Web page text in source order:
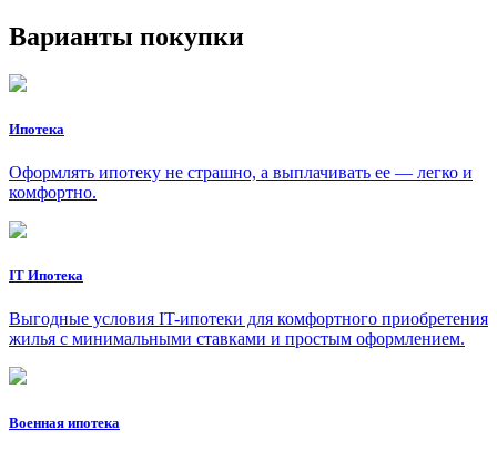
Варианты покупки
Ипотека
Оформлять ипотеку не страшно, а выплачивать ее — легко и
комфортно.
IT Ипотека
Выгодные условия IT-ипотеки для комфортного приобретения
жилья с минимальными ставками и простым оформлением.
Военная ипотека